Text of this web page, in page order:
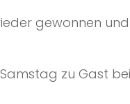
gewonnen
zu Gast